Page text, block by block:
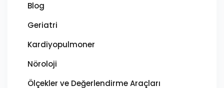
Blog
Geriatri
Kardiyopulmoner
Nöroloji
Ölçekler ve Değerlendirme Araçları